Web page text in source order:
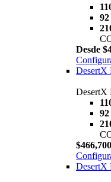
Desde
DesertX
DesertX
DesertX